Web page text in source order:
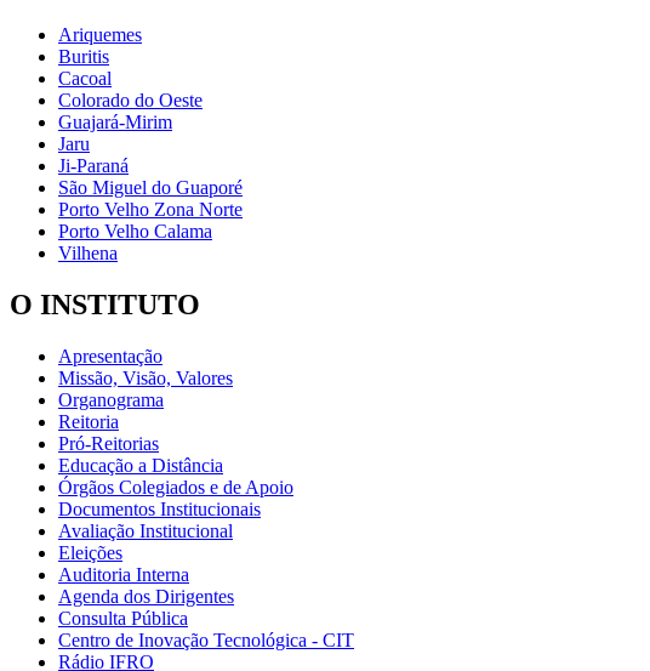
Ariquemes
Buritis
Cacoal
Colorado do Oeste
Guajará-Mirim
Jaru
Ji-Paraná
São Miguel do Guaporé
Porto Velho Zona Norte
Porto Velho Calama
Vilhena
O INSTITUTO
Apresentação
Missão, Visão, Valores
Organograma
Reitoria
Pró-Reitorias
Educação a Distância
Órgãos Colegiados e de Apoio
Documentos Institucionais
Avaliação Institucional
Eleições
Auditoria Interna
Agenda dos Dirigentes
Consulta Pública
Centro de Inovação Tecnológica - CIT
Rádio IFRO